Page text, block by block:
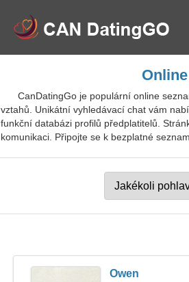
CanDatingGo je populární online
vztahů. Unikátní vyhledávací chat vám
funkční databázi profilů předplatitelů.
komunikaci. Připojte se k bezplatné
Owen